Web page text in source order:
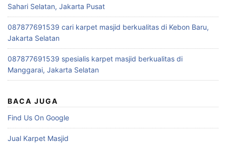
Sahari Selatan, Jakarta Pusat
087877691539 cari karpet masjid berkualitas di Kebon Baru,
Jakarta Selatan
087877691539 spesialis karpet masjid berkualitas di
Manggarai, Jakarta Selatan
BACA JUGA
Find Us On Google
Jual Karpet Masjid